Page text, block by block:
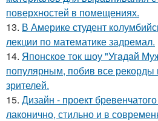
поверхностей в помещениях.
13. В Америке студент
лекции по математике задремал.
14. Японское ток шоу "Угaдaй
популярным, побив все рекорды
зрителей.
15. Дизайн - проект
лаконично, стильно и в